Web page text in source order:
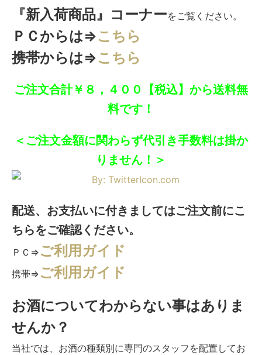
『新入荷商品』コーナーをご覧ください。
ＰＣからは⇒こちら
携帯からは⇒こちら
ご注文合計￥８，４００【税込】から送料無
料です！
＜ご注文金額に関わらず代引き手数料は掛か
りません！＞
配送、お支払いに付きましてはご注文前にこ
ちらをご確認ください。
ＰＣ⇒ ご利用ガイド
携帯⇒ ご利用ガイド
お酒についてわからない事はありま
せんか？
当社では、お酒の種類別に専門のスタッフを配置してお